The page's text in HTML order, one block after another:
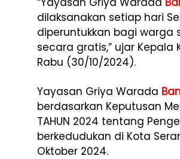
dilaksanakan setiap hari
diperuntukkan bagi
secara gratis,” ujar Kepala
Rabu (30/10/2024).
Yayasan Griya Warada
berdasarkan Keputusan
TAHUN 2024 tentang
berkedudukan di Kota
Oktober 2024.